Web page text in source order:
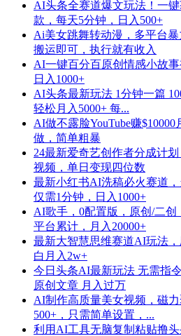
AI头条全赛道爆文玩法！一
款，每天5分钟，日入500+
Ai美女跳舞转动漫，多平台
搬运即可，执行就有收入
AI一键百分百原创情感小故
日入1000+
AI头条最新玩法 1分钟一篇
轻松月入5000+ 每...
AI做不露脸YouTube赚
做，简单粗暴
24最新爱奇艺创作者分成计
视频，单日变现四位数
最新小红书AI洗稿必火赛道
仅需1分钟，日入1000+
AI歌手，0配置版，原创/二
平台累计，月入20000+
最新大智慧思维赛道AI玩法
白月入2w+
今日头条AI最新玩法 无需指
原创文章 月入过万
AI制作高质量美女视频，磁
500+，只需简单设置，...
利用AI工具无脑复制粘贴撸